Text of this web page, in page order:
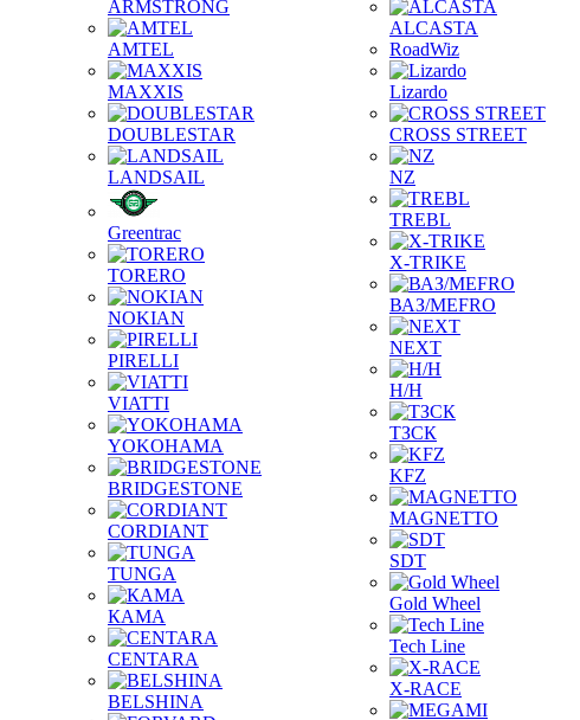
ARMSTRONG
AMTEL
MAXXIS
DOUBLESTAR
LANDSAIL
Greentrac
TORERO
NOKIAN
PIRELLI
VIATTI
YOKOHAMA
BRIDGESTONE
CORDIANT
TUNGA
КАМА
CENTARA
BELSHINA
ALCASTA
RoadWiz
Lizardo
CROSS STREET
NZ
TREBL
X-TRIKE
ВАЗ/MEFRO
NEXT
Н/Н
ТЗСК
KFZ
MAGNETTO
SDT
Gold Wheel
Tech Line
X-RACE